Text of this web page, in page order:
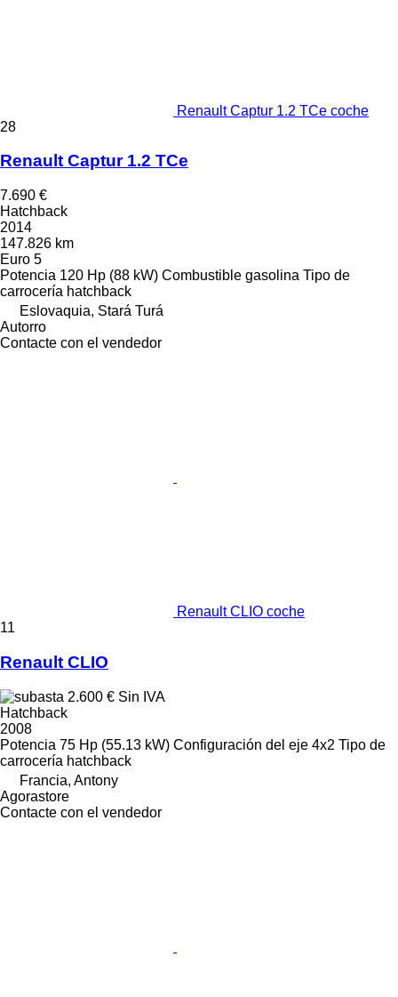
Renault Captur 1.2 TCe coche
28
Renault Captur 1.2 TCe
7.690 €
Hatchback
2014
147.826 km
Euro 5
Potencia 120 Hp (88 kW) Combustible gasolina Tipo de
carrocería hatchback
Eslovaquia, Stará Turá
Autorro
Contacte con el vendedor
Renault CLIO coche
11
Renault CLIO
2.600 € Sin IVA
Hatchback
2008
Potencia 75 Hp (55.13 kW) Configuración del eje 4x2 Tipo de
carrocería hatchback
Francia, Antony
Agorastore
Contacte con el vendedor